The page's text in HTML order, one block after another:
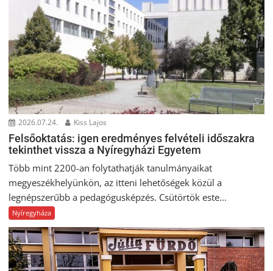
2026.07.24. Kiss Lajos
Felsőoktatás: igen eredményes felvételi időszakra
tekinthet vissza a Nyíregyházi Egyetem
Több mint 2200-an folytathatják tanulmányaikat
megyeszékhelyünkön, az itteni lehetőségek közül a
legnépszerűbb a pedagógusképzés. Csütörtök este...
Nyíregyháza